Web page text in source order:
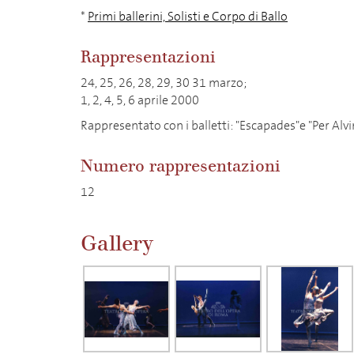
* Primi ballerini, Solisti e Corpo di Ballo
Rappresentazioni
24, 25, 26, 28, 29, 30 31 marzo;
1, 2, 4, 5, 6 aprile 2000
Rappresentato con i balletti: "Escapades"e "Per
Numero rappresentazioni
12
Gallery